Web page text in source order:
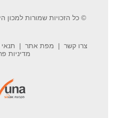
© כל הזכויות שמורות למכון
צרו קשר מפת אתר
מדיניות